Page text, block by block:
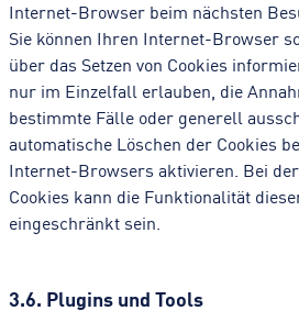
Internet-Browser beim nächsten
Sie können Ihren Internet-Browser
über das Setzen von Cookies
nur im Einzelfall erlauben, die
bestimmte Fälle oder generell
automatische Löschen der Cookies
Internet-Browsers aktivieren. Bei
Cookies kann die Funktionalität
eingeschränkt sein.
3.6. Plugins und Tools